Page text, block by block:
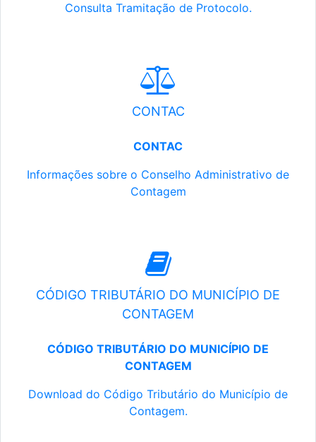
Consulta Tramitação de Protocolo.
CONTAC
CONTAC
Informações sobre o Conselho Administrativo de
Contagem
CÓDIGO TRIBUTÁRIO DO MUNICÍPIO DE
CONTAGEM
CÓDIGO TRIBUTÁRIO DO MUNICÍPIO DE
CONTAGEM
Download do Código Tributário do Município de
Contagem.